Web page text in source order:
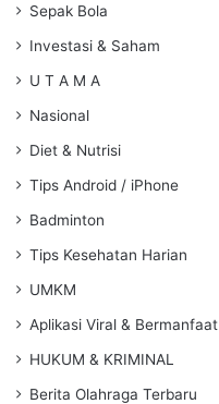
Sepak Bola
Investasi & Saham
U T A M A
Nasional
Diet & Nutrisi
Tips Android / iPhone
Badminton
Tips Kesehatan Harian
UMKM
Aplikasi Viral & Bermanfaat
HUKUM & KRIMINAL
Berita Olahraga Terbaru